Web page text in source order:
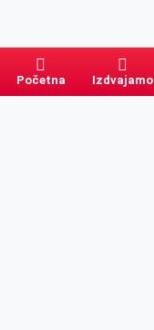
Početna Izdvajamo